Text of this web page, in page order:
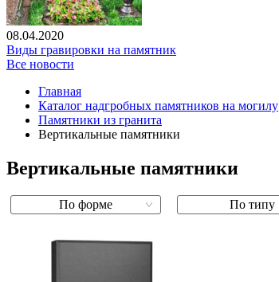
08.04.2020
Виды гравировки на памятник
Все новости
Главная
Каталог надгробных памятников на могилу
Памятники из гранита
Вертикальные памятники
Вертикальные памятники
По форме По типу